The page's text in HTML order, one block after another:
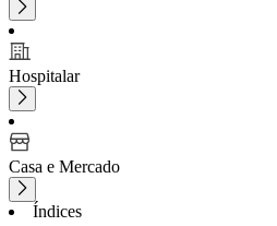
Hospitalar
Casa e Mercado
Índices